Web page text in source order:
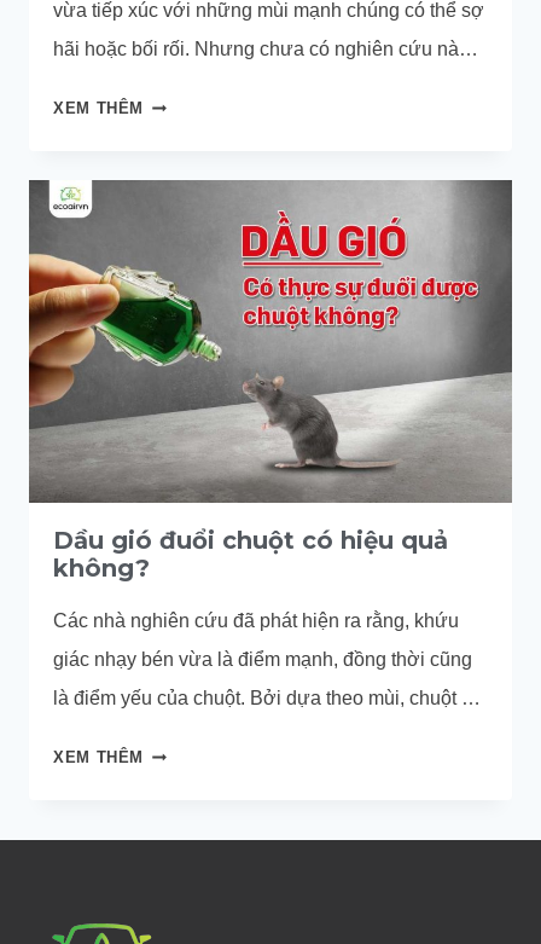
vừa tiếp xúc với những mùi mạnh chúng có thể sợ
hãi hoặc bối rối. Nhưng chưa có nghiên cứu nào
XEM THÊM
CHUỘT
Dầu gió đuổi chuột có hiệu quả
không?
Các nhà nghiên cứu đã phát hiện ra rằng, khứu
giác nhạy bén vừa là điểm mạnh, đồng thời cũng
là điểm yếu của chuột. Bởi dựa theo mùi, chuột có
XEM THÊM
DẦU
CHUỘT
QUẢ